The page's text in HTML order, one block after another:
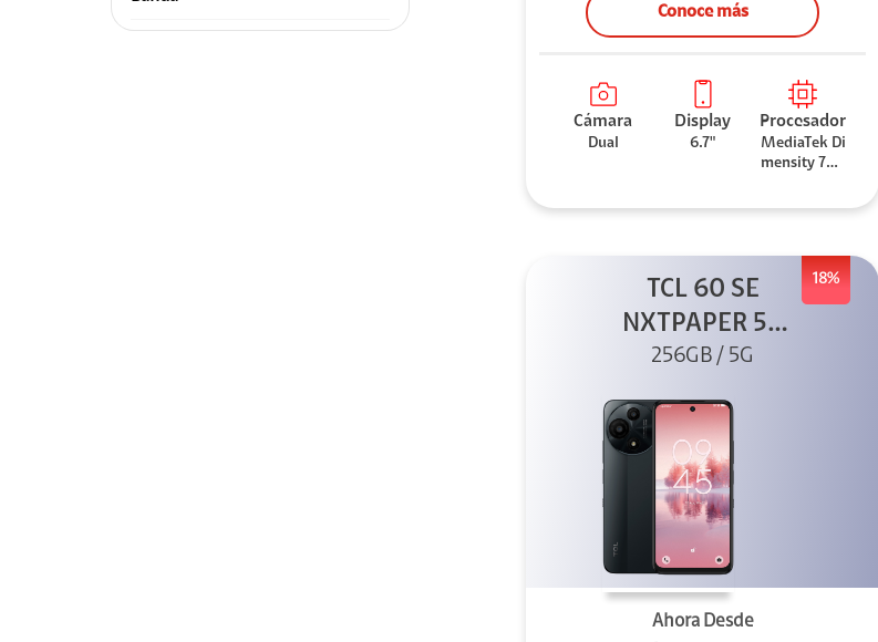
Hites
Conoce más
Cámara
Dual
Display
6.7"
Procesador
MediaTek Di
mensity 706
18%
TCL 60 SE
NXTPAPER 5G
256GB Gris
256GB / 5G
Ahora Desde